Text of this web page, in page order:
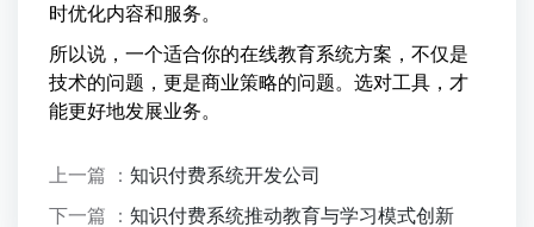
时优化内容和服务。
所以说，一个适合你的在线教育系统方案，不仅是
技术的问题，更是商业策略的问题。选对工具，才
能更好地发展业务。
上一篇 ： 知识付费系统开发公司
下一篇 ： 知识付费系统推动教育与学习模式创新